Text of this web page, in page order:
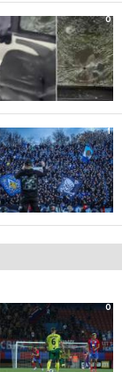
0
1
0